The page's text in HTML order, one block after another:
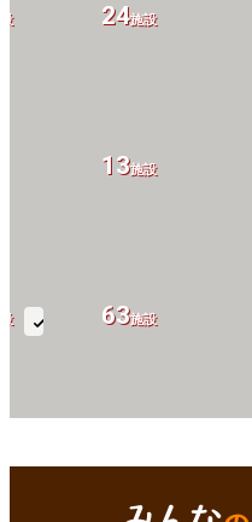
26施設
63施設
13施設
24施設
3)